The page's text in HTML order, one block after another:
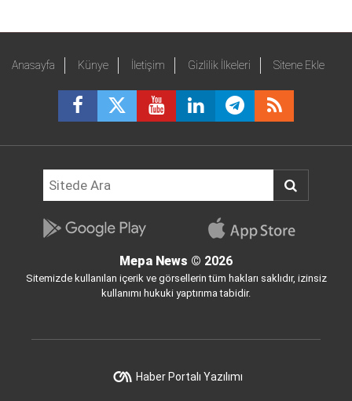
Anasayfa Künye İletişim Gizlilik İlkeleri Sitene Ekle
Mepa News © 2026
Sitemizde kullanılan içerik ve görsellerin tüm hakları saklıdır, izinsiz
kullanımı hukuki yaptırıma tabidir.
Haber Portalı Yazılımı